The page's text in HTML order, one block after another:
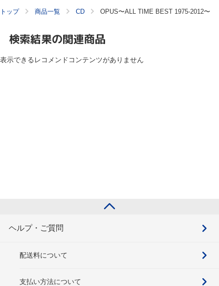
トップ 商品一覧 CD OPUS〜ALL TIME BEST 1975-2012〜
検索結果の関連商品
表示できるレコメンドコンテンツがありません
ヘルプ・ご質問
配送料について
支払い方法について